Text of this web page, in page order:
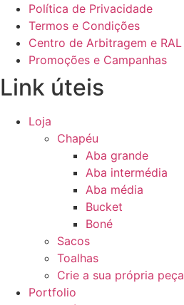
Política de Privacidade
Termos e Condições
Centro de Arbitragem e RAL
Promoções e Campanhas
Link úteis
Loja
Chapéu
Aba grande
Aba intermédia
Aba média
Bucket
Boné
Sacos
Toalhas
Crie a sua própria peça
Portfolio